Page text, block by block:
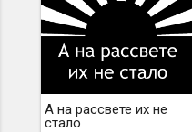
А на рассвете их не
стало